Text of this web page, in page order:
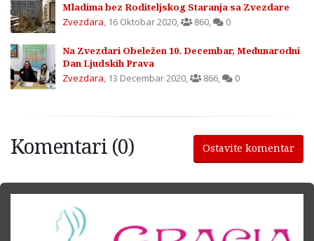
Mladima bez Roditeljskog Staranja sa Zvezdare
Zvezdara, 16 Oktobar 2020, 860, 0
Na Zvezdari Obeležen 10. Decembar, Međunarodni
Dan Ljudskih Prava
Zvezdara, 13 Decembar 2020, 866, 0
Komentari (0) Ostavite komentar